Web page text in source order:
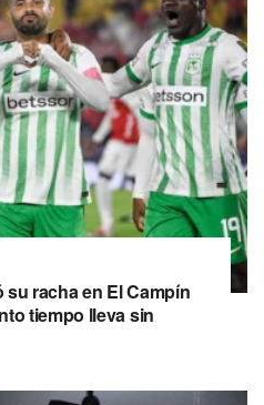
racha en El Campín
tiempo lleva sin